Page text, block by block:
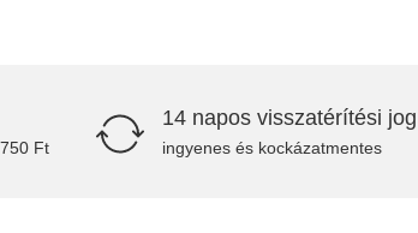
Ft
14 napos visszatérítési jog
ingyenes és kockázatmentes